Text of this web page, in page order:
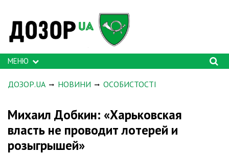
МЕНЮ
ДОЗОР.UA НОВИНИ ОСОБИСТОСТІ
Михаил Добкин: «Харьковская
власть не проводит лотерей и
розыгрышей»